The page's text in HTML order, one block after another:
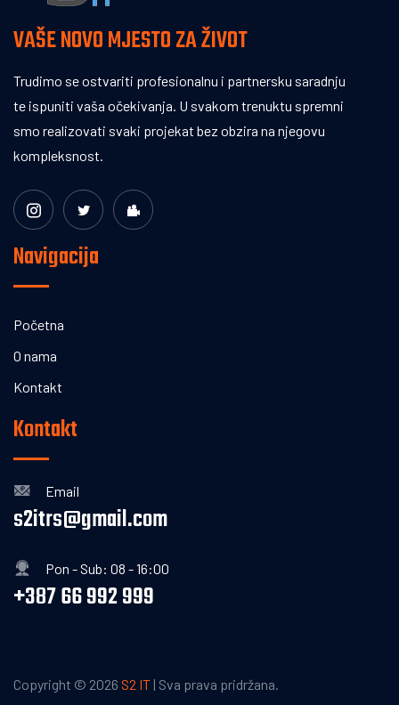
VAŠE NOVO MJESTO ZA ŽIVOT
Trudimo se ostvariti profesionalnu i partnersku saradnju
te ispuniti vaša očekivanja. U svakom trenuktu spremni
smo realizovati svaki projekat bez obzira na njegovu
kompleksnost.
Navigacija
Početna
O nama
Kontakt
Kontakt
Email
s2itrs@gmail.com
Pon - Sub: 08 - 16:00
+387 66 992 999
Copyright © 2026 S2 IT | Sva prava pridržana.